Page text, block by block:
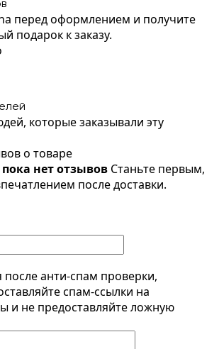
перед оформлением и получите
подарок к заказу.
которые заказывали эту
о товаре
пока нет отзывов Станьте первым,
после доставки.
после анти-спам проверки,
спам-ссылки на
и не предоставляйте ложную